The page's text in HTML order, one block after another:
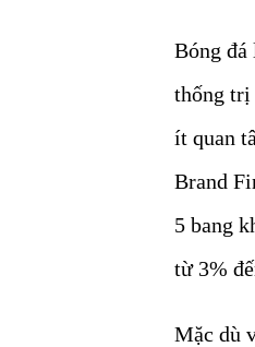
Bóng đá
thống trị
ít quan
Brand
5 bang
từ 3%
Mặc dù